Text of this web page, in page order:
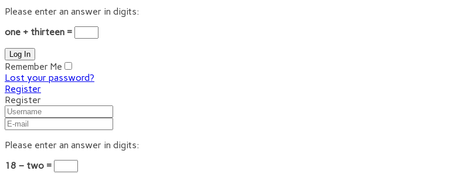
Please enter an answer in digits:
one + thirteen =
Remember Me
Lost your password?
Register
Register
Please enter an answer in digits:
18 − two =